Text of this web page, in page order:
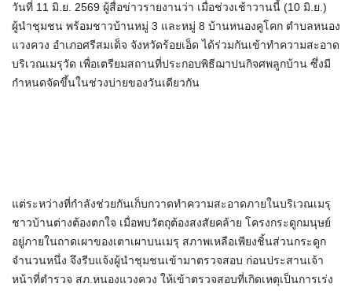
วันที่ 11 มิ.ย. 2569 ผู้สื่อข่าวรายงานว่า เมื่อช่วงเช้าวานนี้ (10 มิ.ย.)
ผู้นำชุมชน พร้อมชาวบ้านหมู่ 3 และหมู่ 8 บ้านหนองคูโคก ตำบลหนอง
แวงควง อำเภอศรีสมเด็จ จังหวัดร้อยเอ็ด ได้ร่วมกันเข้าทำความสะอาด
บริเวณเมรุวัด เพื่อเตรียมสถานที่ประกอบพิธีฌาปนกิจศพลูกบ้าน ซึ่งมี
กำหนดจัดขึ้นในช่วงบ่ายของวันเดียวกัน
แต่ระหว่างที่กำลังช่วยกันเก็บกวาดทำความสะอาดภายในบริเวณเมรุ
ชาวบ้านต่างต้องตกใจ เมื่อพบวัตถุต้องสงสัยคล้าย โครงกระดูกมนุษย์
อยู่ภายในถาดเผาของเตาเผาบนเมรุ สภาพเหลือเพียงชิ้นส่วนกระดูก
จำนวนหนึ่ง จึงรีบแจ้งผู้นำชุมชนเข้ามาตรวจสอบ ก่อนประสานเจ้า
หน้าที่ตำรวจ สภ.หนองแวงควง ให้เข้าตรวจสอบที่เกิดเหตุเป็นการเร่ง